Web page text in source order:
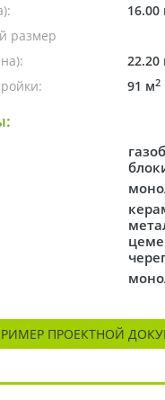
16.00
размер
22.20
91 м2
ПРОЕКТНОЙ